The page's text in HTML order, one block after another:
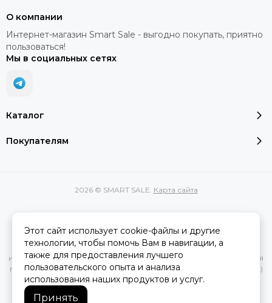
Каталог
Покупателям
О компании
Интернет-магазин Smart Sale - выгодно покупать, приятно
пользоваться!
Мы в социальных сетях
2026 © SMART SALE. Карта сайта
Вся представленная на сайте информация, касающаяся
характеристик, стоимости товаров и услуг, носит
информационный характер и ни при каких условиях не является
публичной офертой, определяемой положениями Статьи 437(2)
Гражданского кодекса РФ.
Этот сайт использует cookie-файлы и другие
технологии, чтобы помочь Вам в навигации, а
также для предоставления лучшего
пользовательского опыта и анализа
использования наших продуктов и услуг.
Принять